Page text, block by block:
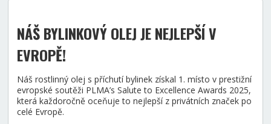
NÁŠ BYLINKOVÝ OLEJ JE NEJLEPŠÍ V
EVROPĚ!
Náš rostlinný olej s příchutí bylinek získal 1. místo v prestižní
evropské soutěži PLMA’s Salute to Excellence Awards 2025,
která každoročně oceňuje to nejlepší z privátních značek po
celé Evropě.